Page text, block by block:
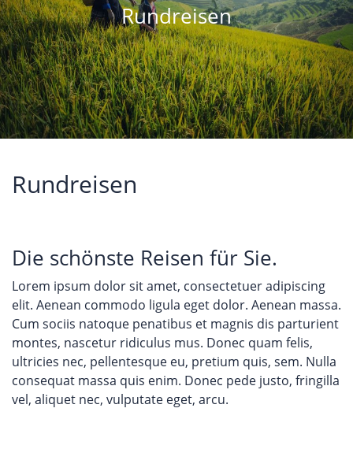
Rundreisen
Rundreisen
Die schönste Reisen für Sie.
Lorem ipsum dolor sit amet, consectetuer adipiscing
elit. Aenean commodo ligula eget dolor. Aenean massa.
Cum sociis natoque penatibus et magnis dis parturient
montes, nascetur ridiculus mus. Donec quam felis,
ultricies nec, pellentesque eu, pretium quis, sem. Nulla
consequat massa quis enim. Donec pede justo, fringilla
vel, aliquet nec, vulputate eget, arcu.